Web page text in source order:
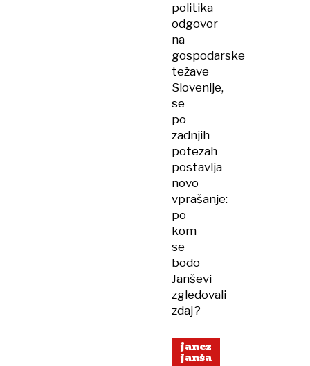
politika
odgovor
na
gospodarske
težave
Slovenije,
se
po
zadnjih
potezah
postavlja
novo
vprašanje:
po
kom
se
bodo
Janševi
zgledovali
zdaj?
janez
janša